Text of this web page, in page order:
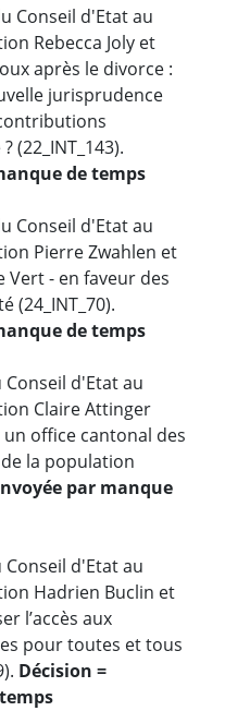
Conseil d'Etat au
Rebecca Joly et
après le divorce :
jurisprudence
(22_INT_143).
de temps
Conseil d'Etat au
Pierre Zwahlen et
- en faveur des
(24_INT_70).
de temps
Conseil d'Etat au
Claire Attinger
office cantonal des
de la population
par manque
Conseil d'Etat au
Hadrien Buclin et
l’accès aux
pour toutes et tous
Décision =